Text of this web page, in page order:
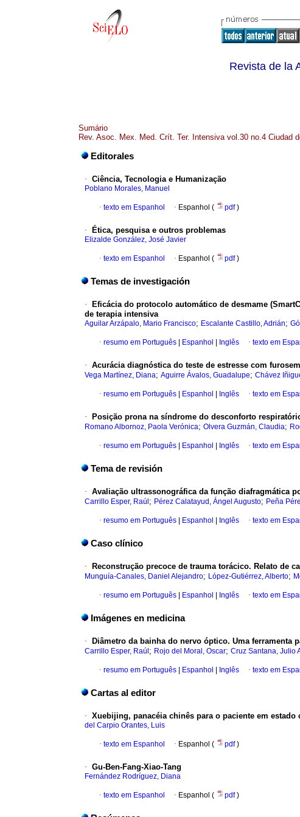
Revista de la
Sumário
Rev. Asoc. Mex. Med. Crít. Ter. Intensiva vol.30 no.4 Ciudad
Editorales
· Ciência, Tecnologia e Humanização
Poblano Morales, Manuel
· texto em Espanhol · Espanhol ( pdf)
· Ética, pesquisa e outros problemas
Elizalde González, José Javier
· texto em Espanhol · Espanhol ( pdf)
Temas de investigación
·
Eficácia do protocolo automático de desmame
de terapia intensiva
Aguilar Arzápalo, Mario Francisco; Escalante Castillo, Adrián;
· resumo em Português Espanhol Inglês · texto em
· Acurácia diagnóstica do teste de estresse com
Vega Martínez, Diana; Aguirre Ávalos, Guadalupe; Chávez
· resumo em Português Espanhol Inglês · texto em
· Posição prona na síndrome do desconforto
Romano Albornoz, Paola Verónica; Olvera Guzmán, Claudia;
· resumo em Português Espanhol Inglês · texto em
Tema de revisión
· Avaliação ultrassonográfica da função diafragmática
Carrillo Esper, Raúl ; Pérez Calatayud, Ángel Augusto; Peña
· resumo em Português Espanhol Inglês · texto em
Caso clínico
· Reconstrução precoce de trauma torácico. Relato de
Munguía-Canales, Daniel Alejandro; López-Gutiérrez, Alberto;
· resumo em Português Espanhol Inglês · texto em
Imágenes en medicina
· Diâmetro da bainha do nervo óptico. Uma ferramenta
Carrillo Esper, Raúl ; Rojo del Moral, Oscar; Cruz Santana, Julio
· resumo em Português Espanhol Inglês · texto em
Cartas al editor
· Xuebijing, panacéia chinês para o paciente em estado
del Carpio Orantes, Luis
· texto em Espanhol · Espanhol ( pdf)
· Gu-Ben-Fang-Xiao-Tang
Fernández Rodríguez, Diana
· texto em Espanhol · Espanhol ( pdf)